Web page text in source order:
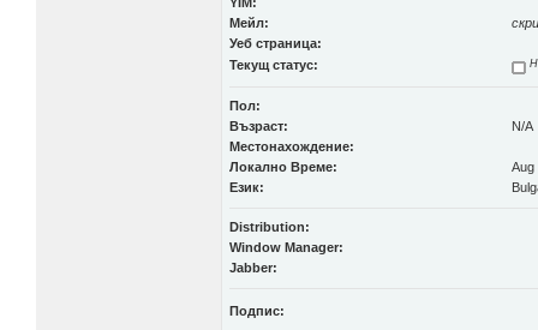
Мейл:
Уеб страница:
Текущ статус:
Пол:
Възраст:
N/A
Местонахождение:
Локално Време:
Aug
Език:
Distribution:
Window Manager:
Jabber:
Подпис: